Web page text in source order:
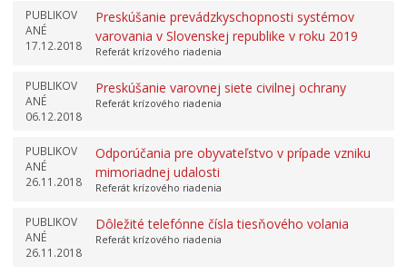
PUBLIKOV
ANÉ
17.12.2018
Preskúšanie prevádzkyschopnosti systémov
varovania v Slovenskej republike v roku 2019
Referát krízového riadenia
PUBLIKOV
ANÉ
06.12.2018
Preskúšanie varovnej siete civilnej ochrany
Referát krízového riadenia
PUBLIKOV
ANÉ
26.11.2018
Odporúčania pre obyvateľstvo v prípade vzniku
mimoriadnej udalosti
Referát krízového riadenia
PUBLIKOV
ANÉ
26.11.2018
Dôležité telefónne čísla tiesňového volania
Referát krízového riadenia